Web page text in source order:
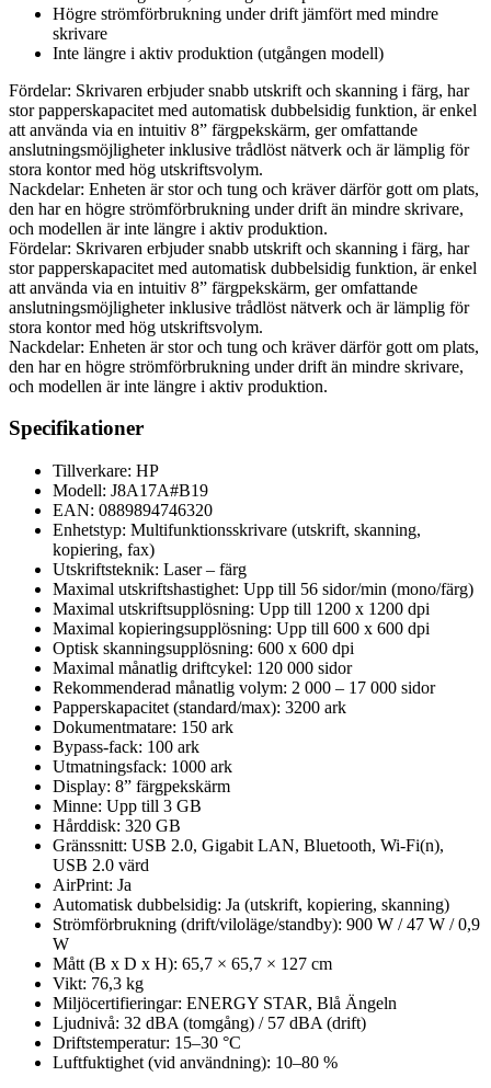
Högre strömförbrukning under drift jämfört med mindre
skrivare
Inte längre i aktiv produktion (utgången modell)
Fördelar: Skrivaren erbjuder snabb utskrift och skanning i färg, har
stor papperskapacitet med automatisk dubbelsidig funktion, är enkel
att använda via en intuitiv 8” färgpekskärm, ger omfattande
anslutningsmöjligheter inklusive trådlöst nätverk och är lämplig för
stora kontor med hög utskriftsvolym.
Nackdelar: Enheten är stor och tung och kräver därför gott om plats,
den har en högre strömförbrukning under drift än mindre skrivare,
och modellen är inte längre i aktiv produktion.
Fördelar: Skrivaren erbjuder snabb utskrift och skanning i färg, har
stor papperskapacitet med automatisk dubbelsidig funktion, är enkel
att använda via en intuitiv 8” färgpekskärm, ger omfattande
anslutningsmöjligheter inklusive trådlöst nätverk och är lämplig för
stora kontor med hög utskriftsvolym.
Nackdelar: Enheten är stor och tung och kräver därför gott om plats,
den har en högre strömförbrukning under drift än mindre skrivare,
och modellen är inte längre i aktiv produktion.
Specifikationer
Tillverkare: HP
Modell: J8A17A#B19
EAN: 0889894746320
Enhetstyp: Multifunktionsskrivare (utskrift, skanning,
kopiering, fax)
Utskriftsteknik: Laser – färg
Maximal utskriftshastighet: Upp till 56 sidor/min (mono/färg)
Maximal utskriftsupplösning: Upp till 1200 x 1200 dpi
Maximal kopieringsupplösning: Upp till 600 x 600 dpi
Optisk skanningsupplösning: 600 x 600 dpi
Maximal månatlig driftcykel: 120 000 sidor
Rekommenderad månatlig volym: 2 000 – 17 000 sidor
Papperskapacitet (standard/max): 3200 ark
Dokumentmatare: 150 ark
Bypass-fack: 100 ark
Utmatningsfack: 1000 ark
Display: 8” färgpekskärm
Minne: Upp till 3 GB
Hårddisk: 320 GB
Gränssnitt: USB 2.0, Gigabit LAN, Bluetooth, Wi-Fi(n),
USB 2.0 värd
AirPrint: Ja
Automatisk dubbelsidig: Ja (utskrift, kopiering, skanning)
Strömförbrukning (drift/viloläge/standby): 900 W / 47 W / 0,9
W
Mått (B x D x H): 65,7 × 65,7 × 127 cm
Vikt: 76,3 kg
Miljöcertifieringar: ENERGY STAR, Blå Ängeln
Ljudnivå: 32 dBA (tomgång) / 57 dBA (drift)
Driftstemperatur: 15–30 °C
Luftfuktighet (vid användning): 10–80 %